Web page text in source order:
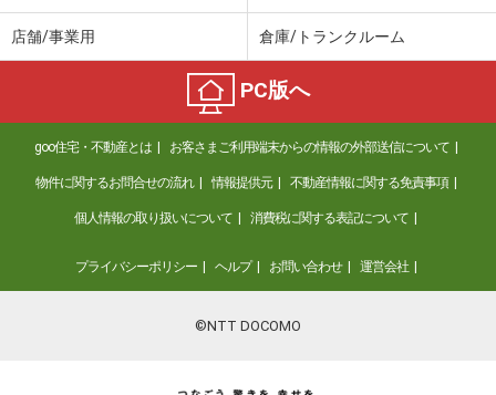
店舗/事業用 倉庫/トランクルーム
PC版へ
goo住宅・不動産とは お客さまご利用端末からの情報の外部送信について
物件に関するお問合せの流れ 情報提供元 不動産情報に関する免責事項
個人情報の取り扱いについて 消費税に関する表記について
プライバシーポリシー ヘルプ お問い合わせ 運営会社
©NTT DOCOMO